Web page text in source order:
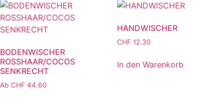
BODENWISCHER
ROSSHAAR/COCOS
SENKRECHT
Ab CHF 44.60
HANDWISCHER
CHF 12.30
In den Warenkorb